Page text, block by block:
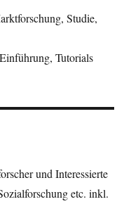
Studie,
Tutorials
und Interessierte
etc. inkl.